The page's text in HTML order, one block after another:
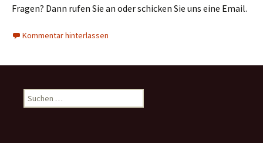
Fragen? Dann rufen Sie an oder schicken Sie uns eine Email.
Kommentar hinterlassen
Suchen
nach: